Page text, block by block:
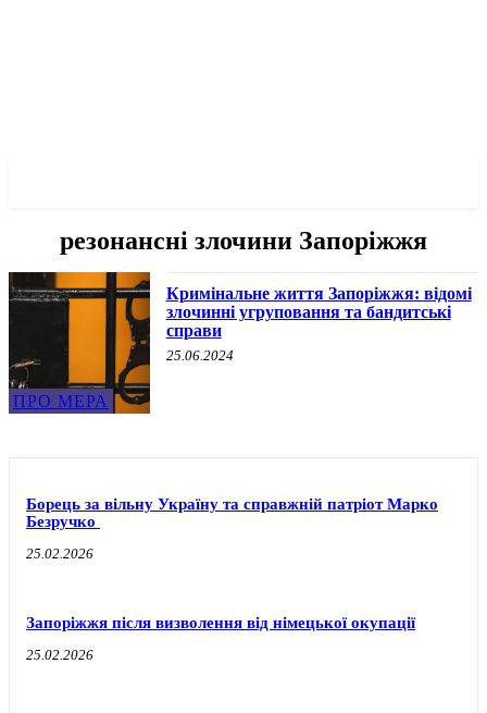
резонансні злочини Запоріжжя
ПРО МЕРА
Кримінальне життя Запоріжжя: відомі
злочинні угруповання та бандитські
справи
25.06.2024
Борець за вільну Україну та справжній патріот Марко
Безручко
25.02.2026
Запоріжжя після визволення від німецької окупації
25.02.2026